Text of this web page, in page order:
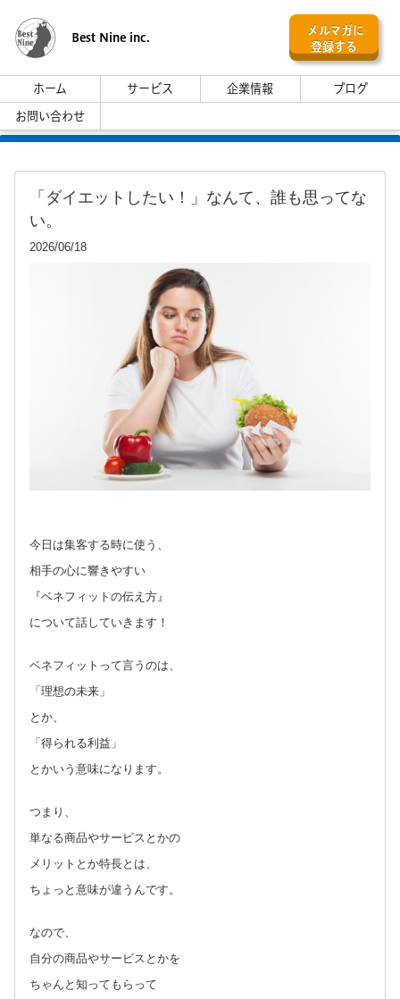
Best Nine inc.
メルマガに
登録する
ホーム サービス 企業情報
ブログ
お問い合わせ
「ダイエットしたい！」なんて、誰も思ってな
い。
2026/06/18
今日は集客する時に使う、
相手の心に響きやすい
『ベネフィットの伝え方』
について話していきます！
ベネフィットって言うのは、
「理想の未来」
とか、
「得られる利益」
とかいう意味になります。
つまり、
単なる商品やサービスとかの
メリットとか特長とは、
ちょっと意味が違うんです。
なので、
自分の商品やサービスとかを
ちゃんと知ってもらって